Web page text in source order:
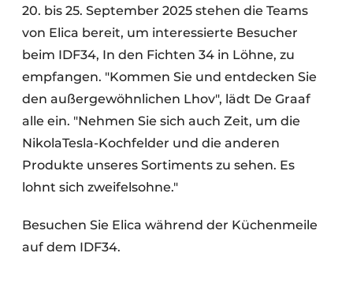
20. bis 25. September 2025 stehen die Teams
von Elica bereit, um interessierte Besucher
beim IDF34, In den Fichten 34 in Löhne, zu
empfangen. "Kommen Sie und entdecken Sie
den außergewöhnlichen Lhov", lädt De Graaf
alle ein. "Nehmen Sie sich auch Zeit, um die
NikolaTesla-Kochfelder und die anderen
Produkte unseres Sortiments zu sehen. Es
lohnt sich zweifelsohne."
Besuchen Sie Elica während der Küchenmeile
auf dem IDF34.